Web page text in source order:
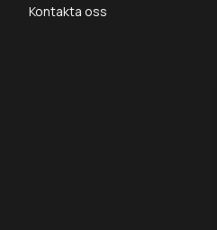
Kontakta oss